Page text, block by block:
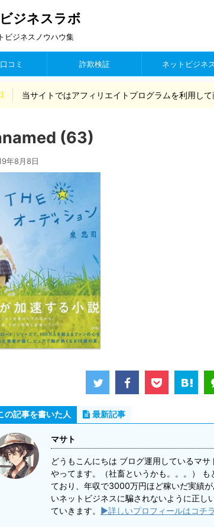
ジネスラボ
ビジネスノウハウ集
コミ 詐欺検証 ネットビジネス
当サイトではアフィリエイトプログラムを利用して
(63)
年8月8日
の記事を書いた人 最新記事
マサト
どうもこんにちは ブログ運用しているマ
やってます。（社畜というかも。。。）
ており、年収で3000万円ほど稼いだ実績
いネットビジネスに騙されないように正し
ていきます。 ▶詳しいプロフィールはコチラ